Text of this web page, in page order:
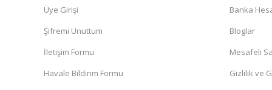
Ürünler kaliteli. Sistem hızlı çalışıyor
O... Ö... | 16/03/2026
Üye Girişi
Şifremi Unuttum
İletişim Formu
Havale Bildirim Formu
Banka
Bloglar
Mesafeli
Gizlilik ve